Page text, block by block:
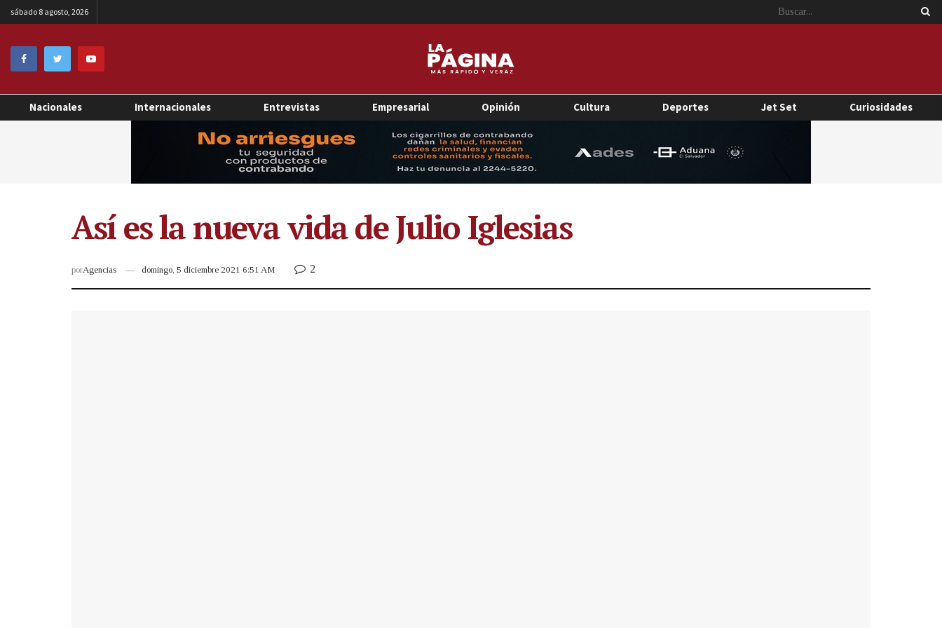
sábado 8 agosto, 2026
Nacionales Internacionales Entrevistas Empresarial Opinión Cultura Deportes Jet Set Curiosidades
Así es la nueva vida de Julio Iglesias
porAgencias domingo, 5 diciembre 2021 6:51 AM 2